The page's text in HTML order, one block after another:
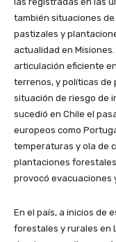
también situaciones
pastizales y
actualidad en
articulación eficiente
terrenos, y políticas de
situación de riesgo de
sucedió en Chile el
europeos como
temperaturas y ola de
plantaciones
provocó evacuaciones
En el país, a inicios de
forestales y rurales en